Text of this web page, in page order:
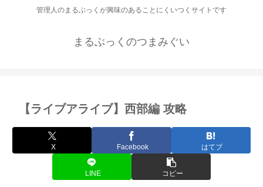
管理人のまるぶっくが興味のあることにくいつくサイトです
まるぶっくのつまみぐい
【ライブアライブ】西部編 攻略
X Facebook はてブ
LINE コピー